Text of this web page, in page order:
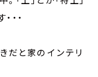
・・
だと家のインテリ